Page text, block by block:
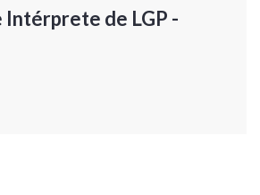
Intérprete de LGP -